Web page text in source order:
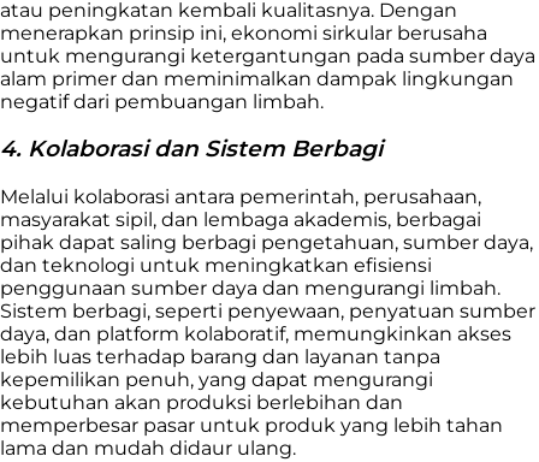
atau peningkatan kembali kualitasnya. Dengan
menerapkan prinsip ini, ekonomi sirkular berusaha
untuk mengurangi ketergantungan pada sumber daya
alam primer dan meminimalkan dampak lingkungan
negatif dari pembuangan limbah.
4. Kolaborasi dan Sistem Berbagi
Melalui kolaborasi antara pemerintah, perusahaan,
masyarakat sipil, dan lembaga akademis, berbagai
pihak dapat saling berbagi pengetahuan, sumber daya,
dan teknologi untuk meningkatkan efisiensi
penggunaan sumber daya dan mengurangi limbah.
Sistem berbagi, seperti penyewaan, penyatuan sumber
daya, dan platform kolaboratif, memungkinkan akses
lebih luas terhadap barang dan layanan tanpa
kepemilikan penuh, yang dapat mengurangi
kebutuhan akan produksi berlebihan dan
memperbesar pasar untuk produk yang lebih tahan
lama dan mudah didaur ulang.